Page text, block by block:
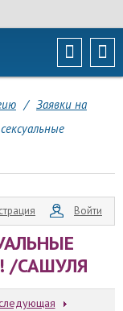
/ Заявки на
Войти
/САШУЛЯ